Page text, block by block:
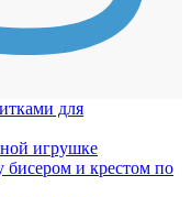
для
игрушке
и крестом по